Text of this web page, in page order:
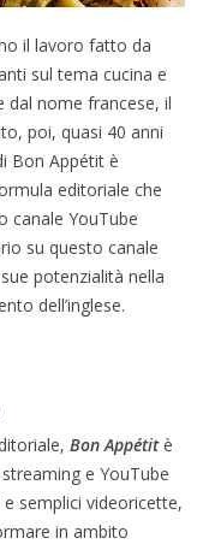
il lavoro fatto da
sul tema cucina e
dal nome francese, il
poi, quasi 40 anni
Bon Appétit è
editoriale che
canale YouTube
su questo canale
potenzialità nella
dell’inglese.
Bon Appétitè
e YouTube
semplici videoricette,
in ambito